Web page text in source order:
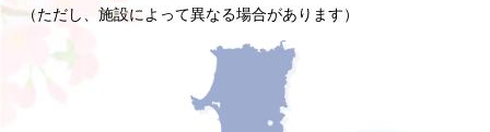
（ただし、施設によって異なる場合があります）